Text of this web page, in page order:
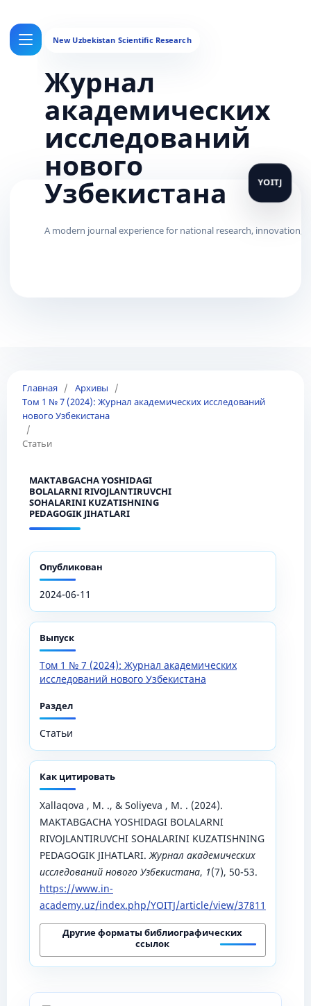
Журнал
академических
исследований
нового
Узбекистана
Главная / Архивы
/
Том 1 № 7 (2024): Журнал академических исследований
нового Узбекистана
/
Статьи
MAKTABGACHA YOSHIDAGI
BOLALARNI RIVOJLANTIRUVCHI
SOHALARINI KUZATISHNING
PEDAGOGIK JIHATLARI
Опубликован
2024-06-11
Выпуск
Том 1 № 7 (2024): Журнал академических
исследований нового Узбекистана
Раздел
Статьи
Как цитировать
Xallaqova , M. ., & Soliyeva , M. . (2024).
MAKTABGACHA YOSHIDAGI BOLALARNI
RIVOJLANTIRUVCHI SOHALARINI KUZATISHNING
PEDAGOGIK JIHATLARI.Журнал академических
исследований нового Узбекистана, 1(7), 50-53.
https://www.in-
academy.uz/index.php/YOITJ/article/view/37811
Другие форматы библиографических
ссылок